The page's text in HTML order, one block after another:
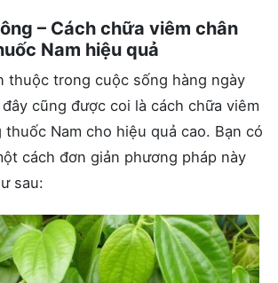
– Cách chữa viêm chân
Nam hiệu quả
thuộc trong cuộc sống hàng ngày
cũng được coi là cách chữa viêm
thuốc Nam cho hiệu quả cao. Bạn có
cách đơn giản phương pháp này
sau: